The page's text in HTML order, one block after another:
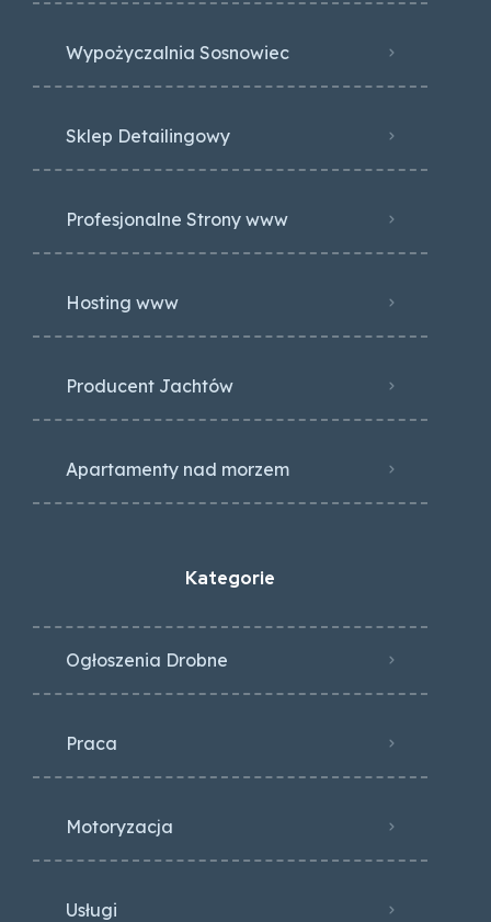
Wypożyczalnia Sosnowiec
Sklep Detailingowy
Profesjonalne Strony www
Hosting www
Producent Jachtów
Apartamenty nad morzem
Kategorie
Ogłoszenia Drobne
Praca
Motoryzacja
Usługi